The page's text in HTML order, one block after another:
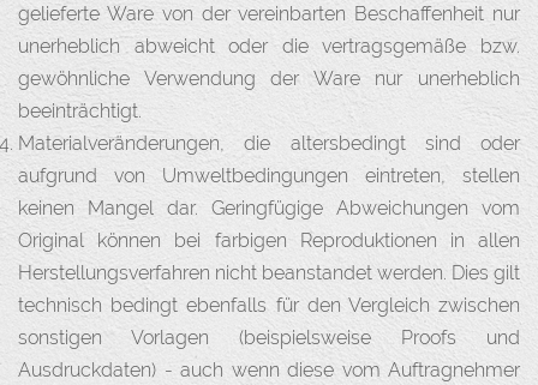
gelieferte Ware von der vereinbarten Beschaffenheit nur
unerheblich abweicht oder die vertragsgemäße bzw.
gewöhnliche Verwendung der Ware nur unerheblich
beeinträchtigt.
Materialveränderungen, die altersbedingt sind oder
aufgrund von Umweltbedingungen eintreten, stellen
keinen Mangel dar. Geringfügige Abweichungen vom
Original können bei farbigen Reproduktionen in allen
Herstellungsverfahren nicht beanstandet werden. Dies gilt
technisch bedingt ebenfalls für den Vergleich zwischen
sonstigen Vorlagen (beispielsweise Proofs und
Ausdruckdaten) - auch wenn diese vom Auftragnehmer